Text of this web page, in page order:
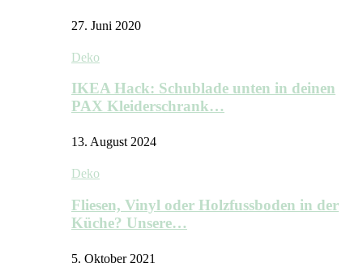
27. Juni 2020
Deko
IKEA Hack: Schublade unten in deinen
PAX Kleiderschrank…
13. August 2024
Deko
Fliesen, Vinyl oder Holzfussboden in der
Küche? Unsere…
5. Oktober 2021